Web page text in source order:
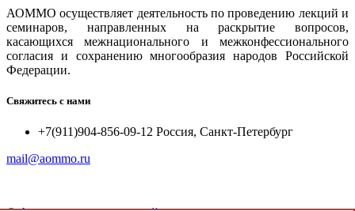
АОММО осуществляет деятельность по проведению лекций и
семинаров, направленных на раскрытие вопросов,
касающихся межнационального и межконфессионального
согласия и сохранению многообразия народов Российской
Федерации.
Свяжитесь с нами
+7(911)904-856-09-12 Россия, Санкт-Петербург
mail@aommo.ru